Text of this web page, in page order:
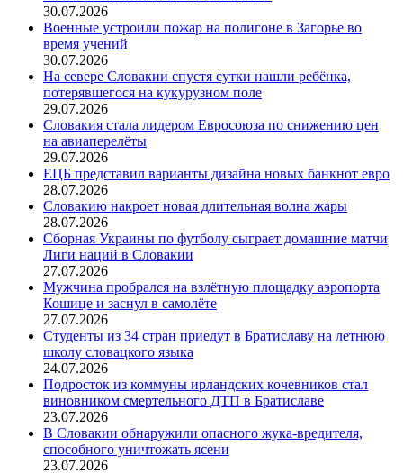
30.07.2026
Военные устроили пожар на полигоне в Загорье во
время учений
30.07.2026
На севере Словакии спустя сутки нашли ребёнка,
потерявшегося на кукурузном поле
29.07.2026
Словакия стала лидером Евросоюза по снижению цен
на авиаперелёты
29.07.2026
ЕЦБ представил варианты дизайна новых банкнот евро
28.07.2026
Словакию накроет новая длительная волна жары
28.07.2026
Сборная Украины по футболу сыграет домашние матчи
Лиги наций в Словакии
27.07.2026
Мужчина пробрался на взлётную площадку аэропорта
Кошице и заснул в самолёте
27.07.2026
Студенты из 34 стран приедут в Братиславу на летнюю
школу словацкого языка
24.07.2026
Подросток из коммуны ирландских кочевников стал
виновником смертельного ДТП в Братиславе
23.07.2026
В Словакии обнаружили опасного жука-вредителя,
способного уничтожать ясени
23.07.2026